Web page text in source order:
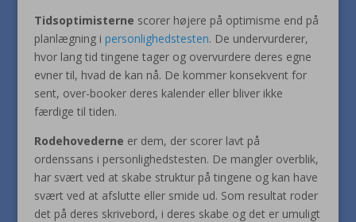
Tidsoptimisterne scorer højere på optimisme end på
planlægning i personlighedstesten. De undervurderer,
hvor lang tid tingene tager og overvurdere deres egne
evner til, hvad de kan nå. De kommer konsekvent for
sent, over-booker deres kalender eller bliver ikke
færdige til tiden.
Rodehovederne er dem, der scorer lavt på
ordenssans i personlighedstesten. De mangler overblik,
har svært ved at skabe struktur på tingene og kan have
svært ved at afslutte eller smide ud. Som resultat roder
det på deres skrivebord, i deres skabe og det er umuligt